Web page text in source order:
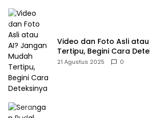
Video dan Foto Asli
Tertipu, Begini Cara
21 Agustus 2025 0